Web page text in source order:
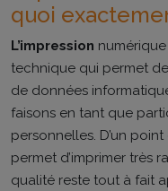
quoi
L’impression
technique qui permet
de données
faisons en tant que
personnelles. D’un
permet d’imprimer très
qualité reste tout à fait